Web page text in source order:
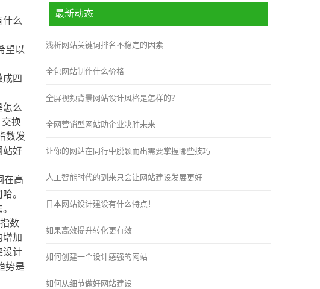
么
望以
四
么
换
数发
站好
在高
。
数
加
设计
势是
最新动态
浅析网站关键词排名不稳定的因素
全包网站制作什么价格
全屏视频背景网站设计风格是怎样的？
全网营销型网站助企业决胜未来
让你的网站在同行中脱颖而出需要掌握哪些技巧
人工智能时代的到来只会让网站建设发展更好
日本网站设计建设有什么特点！
如果高效提升转化更有效
如何创建一个设计感强的网站
如何从细节做好网站建设